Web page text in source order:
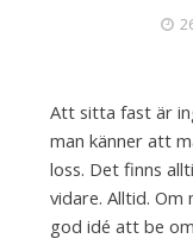
Att sitta fast är
man känner att
loss. Det finns
vidare. Alltid. Om
god idé att be